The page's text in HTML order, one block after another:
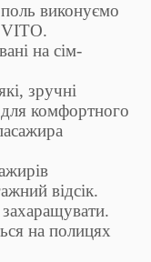
виконуємо
VITO.
на сім-
зручні
комфортного
відсік.
на полицях